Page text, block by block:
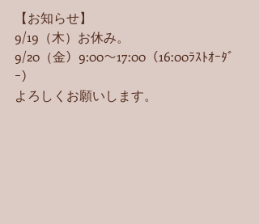
【お知らせ】
9/19（木）お休み。
9/20（金）9:00〜17:00（16:00ﾗｽﾄｵｰﾀﾞ
ｰ）
よろしくお願いします。